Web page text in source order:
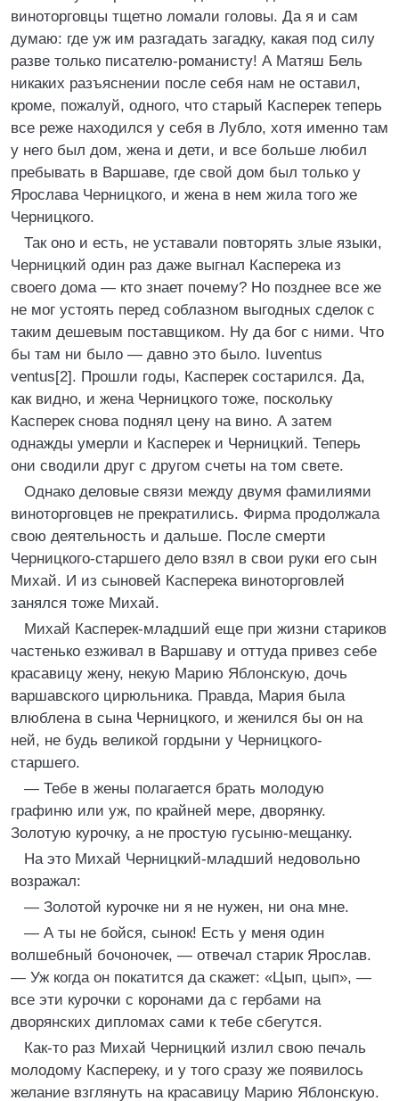
виноторговцы тщетно ломали головы. Да я и сам
думаю: где уж им разгадать загадку, какая под силу
разве только писателю-романисту! А Матяш Бель
никаких разъяснении после себя нам не оставил,
кроме, пожалуй, одного, что старый Касперек теперь
все реже находился у себя в Лубло, хотя именно там
у него был дом, жена и дети, и все больше любил
пребывать в Варшаве, где свой дом был только у
Ярослава Черницкого, и жена в нем жила того же
Черницкого.
Так оно и есть, не уставали повторять злые языки,
Черницкий один раз даже выгнал Касперека из
своего дома ― кто знает почему? Но позднее все же
не мог устоять перед соблазном выгодных сделок с
таким дешевым поставщиком. Ну да бог с ними. Что
бы там ни было ― давно это было. Iuventus
ventus[2]. Прошли годы, Касперек состарился. Да,
как видно, и жена Черницкого тоже, поскольку
Касперек снова поднял цену на вино. А затем
однажды умерли и Касперек и Черницкий. Теперь
они сводили друг с другом счеты на том свете.
Однако деловые связи между двумя фамилиями
виноторговцев не прекратились. Фирма продолжала
свою деятельность и дальше. После смерти
Черницкого-старшего дело взял в свои руки его сын
Михай. И из сыновей Касперека виноторговлей
занялся тоже Михай.
Михай Касперек-младший еще при жизни стариков
частенько езживал в Варшаву и оттуда привез себе
красавицу жену, некую Марию Яблонскую, дочь
варшавского цирюльника. Правда, Мария была
влюблена в сына Черницкого, и женился бы он на
ней, не будь великой гордыни у Черницкого-
старшего.
― Тебе в жены полагается брать молодую
графиню или уж, по крайней мере, дворянку.
Золотую курочку, а не простую гусыню-мещанку.
На это Михай Черницкий-младший недовольно
возражал:
― Золотой курочке ни я не нужен, ни она мне.
― А ты не бойся, сынок! Есть у меня один
волшебный бочоночек, ― отвечал старик Ярослав.
― Уж когда он покатится да скажет: «Цып, цып», ―
все эти курочки с коронами да с гербами на
дворянских дипломах сами к тебе сбегутся.
Как-то раз Михай Черницкий излил свою печаль
молодому Каспереку, и у того сразу же появилось
желание взглянуть на красавицу Марию Яблонскую.